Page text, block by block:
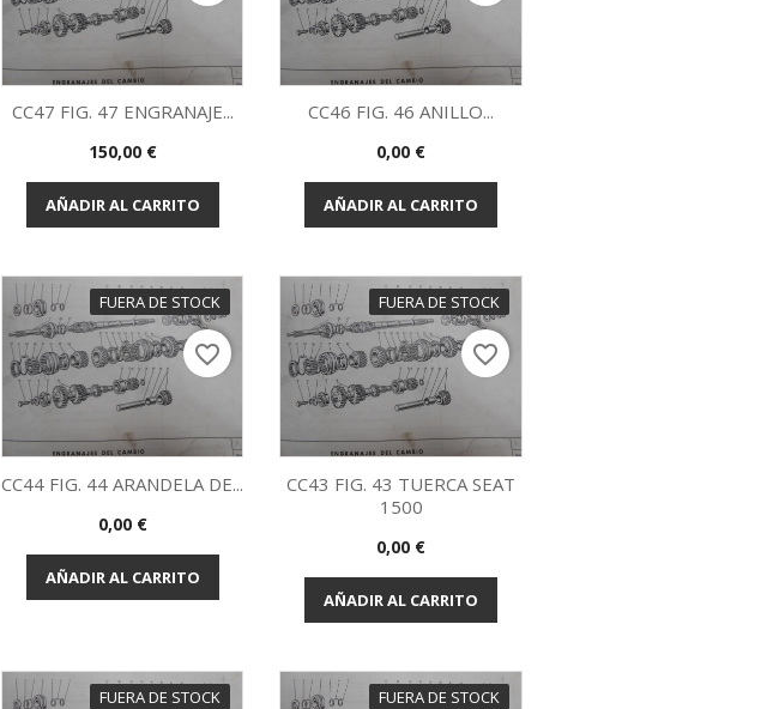
Vista rápida
CC47 FIG. 47 ENGRANAJE...
Precio
150,00 €
AÑADIR AL CARRITO
Vista rápida
CC46 FIG. 46 ANILLO...
Precio
0,00 €
AÑADIR AL CARRITO
FUERA DE STOCK
Vista rápida
CC44 FIG. 44 ARANDELA DE...
Precio
0,00 €
AÑADIR AL CARRITO
favorite_border
FUERA DE STOCK
Vista rápida
CC43 FIG. 43 TUERCA SEAT
1500
Precio
0,00 €
AÑADIR AL CARRITO
favorite_border
FUERA DE STOCK FUERA DE STOCK